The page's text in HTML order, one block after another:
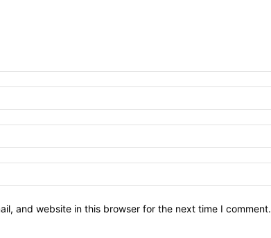
and website in this browser for the next time I comment.